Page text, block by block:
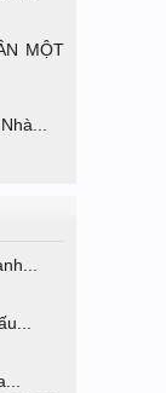
MỘT